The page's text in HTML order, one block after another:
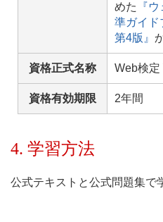
めた
『
準ガイド
第4版』
資格正式名称 Web検定
資格有効期限 2年間
4. 学習方法
公式テキストと公式問題集で